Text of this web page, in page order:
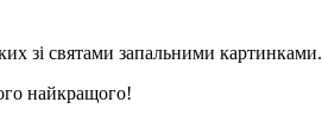
зі святами запальними картинками.
найкращого!